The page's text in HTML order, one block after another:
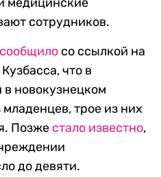
сотрудников.
сообщило со ссылкой на
что в
новокузнецком
трое из них
Позже стало известно,
до девяти.